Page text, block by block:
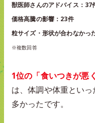
獣医師さんのアドバイス：37
価格高騰の影響：23件
粒サイズ・形状が合わなかっ
※複数回答
1位の「食いつきが悪
は、体調や体重とい
多かったです。